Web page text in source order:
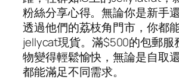
粉絲分享心得。無論你是新手
透過他們的荔枝角門市，你都
jellycat現貨。滿$500的包郵服
物變得輕鬆愉快，無論是自取
都能滿足不同需求。